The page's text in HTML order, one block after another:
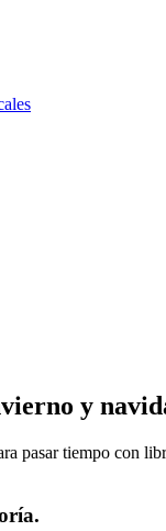
y
pasar tiempo con